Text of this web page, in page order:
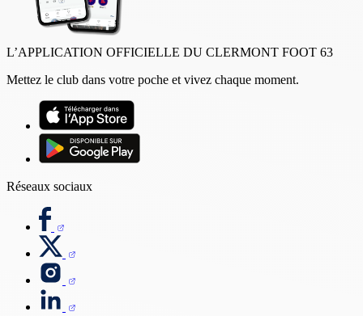
L’APPLICATION OFFICIELLE DU CLERMONT FOOT 63
Mettez le club dans votre poche et vivez chaque moment.
Réseaux sociaux